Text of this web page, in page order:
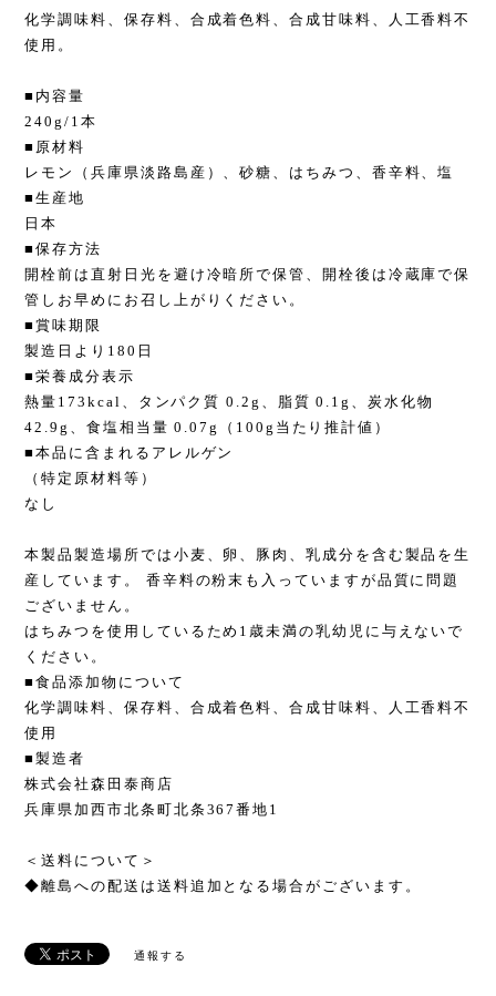
化学調味料、保存料、合成着色料、合成甘味料、人工香料不
使用。
■内容量
240g/1本
■原材料
レモン（兵庫県淡路島産）、砂糖、はちみつ、香辛料、塩
■生産地
日本
■保存方法
開栓前は直射日光を避け冷暗所で保管、開栓後は冷蔵庫で保
管しお早めにお召し上がりください。
■賞味期限
製造日より180日
■栄養成分表示
熱量173kcal、タンパク質 0.2g、脂質 0.1g、炭水化物
42.9g、食塩相当量 0.07g（100g当たり推計値）
■本品に含まれるアレルゲン
（特定原材料等）
なし
本製品製造場所では小麦、卵、豚肉、乳成分を含む製品を生
産しています。 香辛料の粉末も入っていますが品質に問題
ございません。
はちみつを使用しているため1歳未満の乳幼児に与えないで
ください。
■食品添加物について
化学調味料、保存料、合成着色料、合成甘味料、人工香料不
使用
■製造者
株式会社森田泰商店
兵庫県加西市北条町北条367番地1
＜送料について＞
◆離島への配送は送料追加となる場合がございます。
通報する